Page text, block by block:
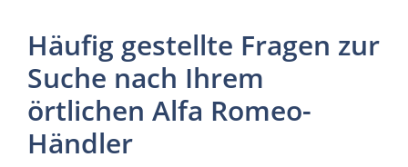
Häufig gestellte Fragen zur
Suche nach Ihrem
örtlichen Alfa Romeo-
Händler